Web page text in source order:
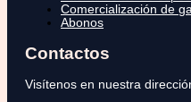
Comercialización de
Abonos
Contactos
Visítenos en nuestra